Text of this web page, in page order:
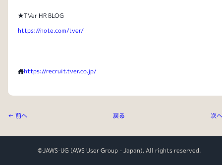
★TVer HR BLOG
https://note.com/tver/
https://recruit.tver.co.jp/
← 前へ 戻る 次
©JAWS-UG (AWS User Group - Japan). All rights reserved.